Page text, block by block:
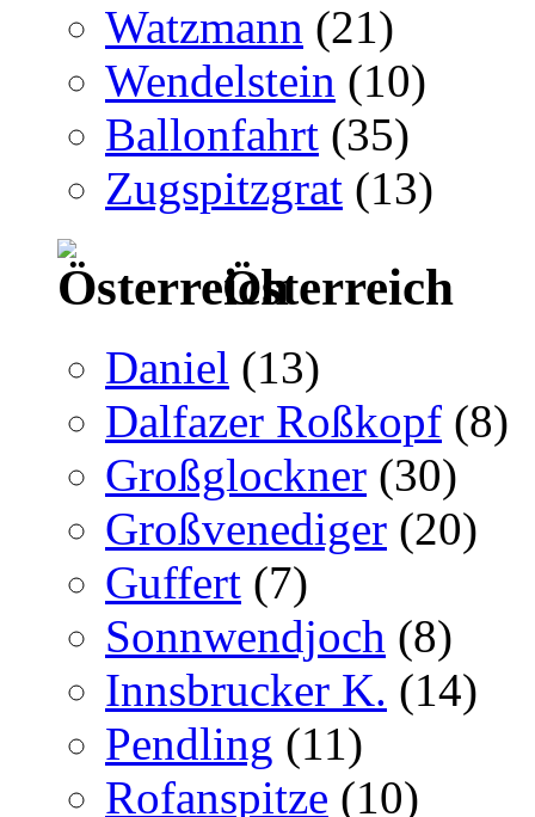
Watzmann (21)
Wendelstein (10)
Ballonfahrt (35)
Zugspitzgrat (13)
Österreich
Daniel (13)
Dalfazer Roßkopf (8)
Großglockner (30)
Großvenediger (20)
Guffert (7)
Sonnwendjoch (8)
Innsbrucker K. (14)
Pendling (11)
Rofanspitze (10)